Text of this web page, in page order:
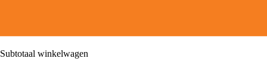
Subtotaal winkelwagen